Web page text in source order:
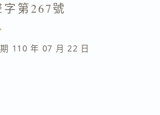
第267號
110 年 07 月 22 日